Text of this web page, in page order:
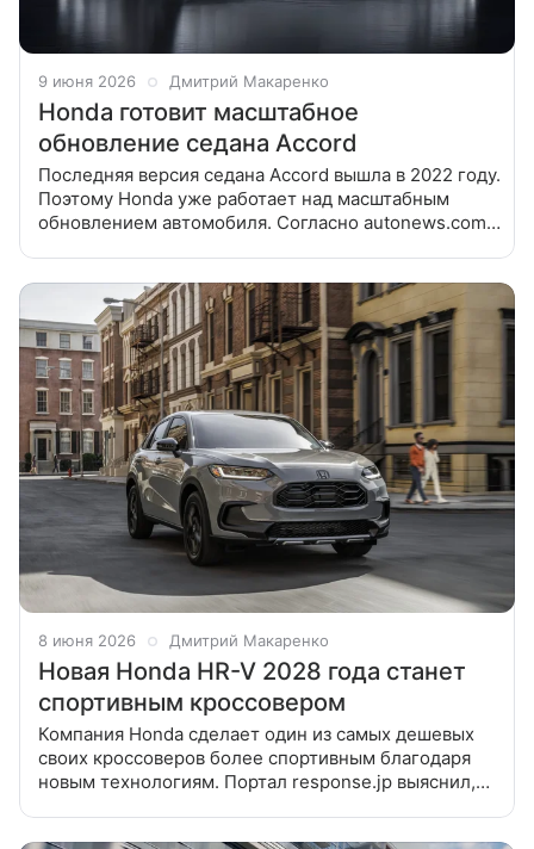
9 июня 2026 Дмитрий Макаренко
Honda готовит масштабное
обновление седана Accord
Последняя версия седана Accord вышла в 2022 году.
Поэтому Honda уже работает над масштабным
обновлением автомобиля. Согласно autonews.com,
8 июня 2026 Дмитрий Макаренко
Новая Honda HR-V 2028 года станет
спортивным кроссовером
Компания Honda сделает один из самых дешевых
своих кроссоверов более спортивным благодаря
новым технологиям. Портал response.jp выяснил,